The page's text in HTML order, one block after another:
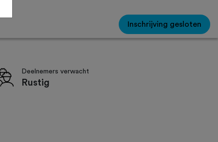
Inschrijving gesloten
Deelnemers verwacht
Rustig